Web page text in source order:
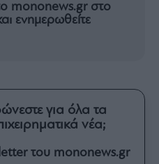
mononews.gr στο
ενημερωθείτε
για όλα τα
νέα;
του mononews.gr